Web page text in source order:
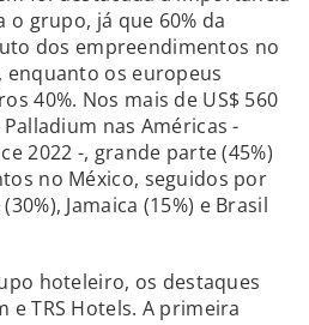
o grupo, já que 60% da
dos empreendimentos no
os europeus
40%. Nos mais de US$ 560
nas Américas -
2022 -, grande parte (45%)
no México, seguidos por
Jamaica (15%) e Brasil
hoteleiro, os destaques
TRS Hotels. A primeira